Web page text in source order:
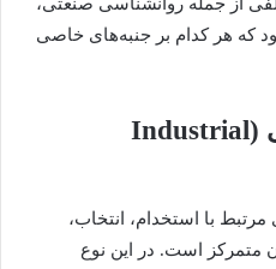
از جمله روانشناسی صنعتی،
که هر کدام بر جنبه‌های خاصی
۱. روان‌شناسی صنعتی (Industrial
با استخدام، انتخاب،
متمرکز است. در این نوع